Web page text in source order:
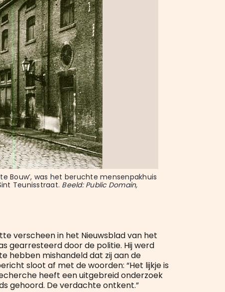
Bouw’, was het beruchte mensenpakhuis
Teunisstraat. Beeld: Public Domain,
verscheen in het Nieuwsblad van het
gearresteerd door de politie. Hij werd
hebben mishandeld dat zij aan de
sloot af met de woorden: “Het lijkje is
heeft een uitgebreid onderzoek
gehoord. De verdachte ontkent.”